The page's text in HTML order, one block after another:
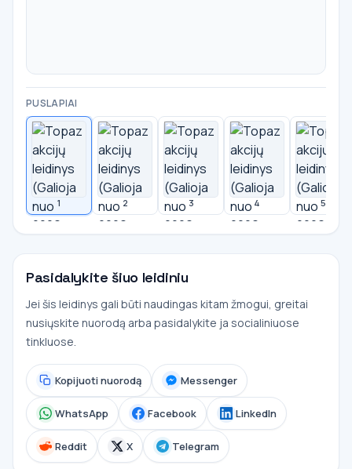
PUSLAPIAI
1 2 3 4 5
Pasidalykite šiuo leidiniu
Jei šis leidinys gali būti naudingas kitam žmogui, greitai
nusiųskite nuorodą arba pasidalykite ja socialiniuose
tinkluose.
Kopijuoti nuorodą Messenger
WhatsApp Facebook LinkedIn
Reddit X Telegram